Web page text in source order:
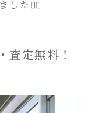
した🙇‍♂️
査定無料！